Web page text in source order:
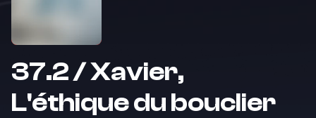
37.2 / Xavier,
L'éthique du bouclier